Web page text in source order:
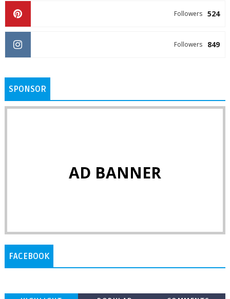
524
Followers
849
Followers
SPONSOR
AD BANNER
FACEBOOK